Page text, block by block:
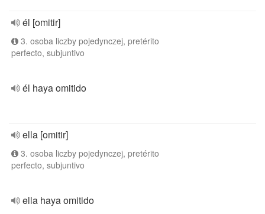
él [omitir]
3. osoba liczby pojedynczej, pretérito
perfecto, subjuntivo
él haya omitido
ella [omitir]
3. osoba liczby pojedynczej, pretérito
perfecto, subjuntivo
ella haya omitido